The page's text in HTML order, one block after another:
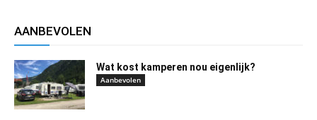
AANBEVOLEN
Wat kost kamperen nou eigenlijk?
Aanbevolen